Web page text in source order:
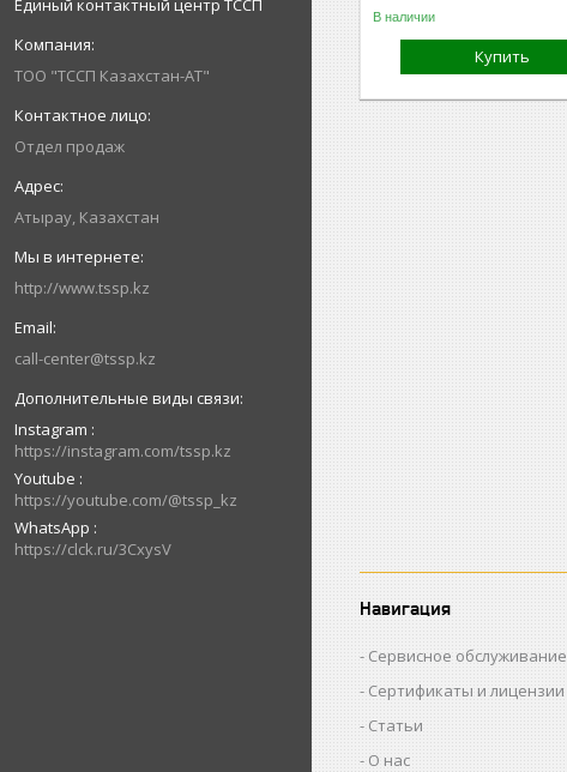
Единый контактный центр ТССП
ТОО "ТССП Казахстан-АТ"
Отдел продаж
Атырау, Казахстан
http://www.tssp.kz
call-center@tssp.kz
Instagram
https://instagram.com/tssp.kz
Youtube
https://youtube.com/@tssp_kz
WhatsApp
https://clck.ru/3CxysV
В наличии
Купить
Навигация
Сервисное обслуживание
Сертификаты и лицензии
Статьи
О нас